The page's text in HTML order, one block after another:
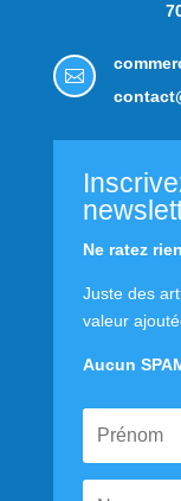
70

Ne ratez
Juste des
valeur
Aucun